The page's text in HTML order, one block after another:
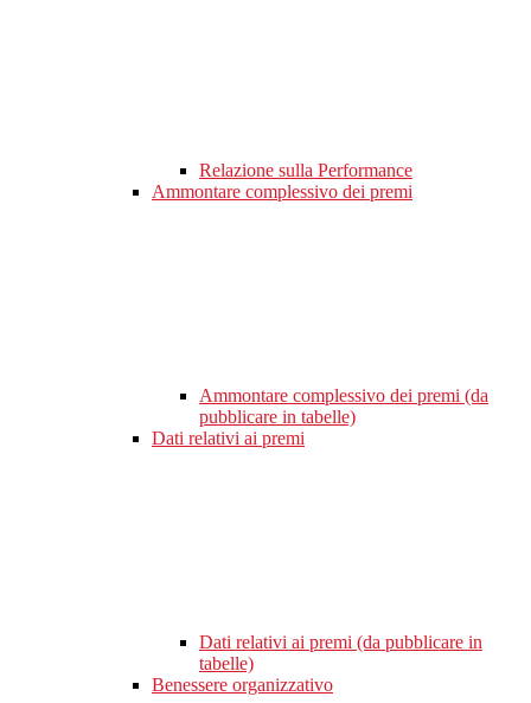
Relazione sulla Performance
Ammontare complessivo dei premi
Ammontare complessivo dei premi (da
pubblicare in tabelle)
Dati relativi ai premi
Dati relativi ai premi (da pubblicare in
tabelle)
Benessere organizzativo